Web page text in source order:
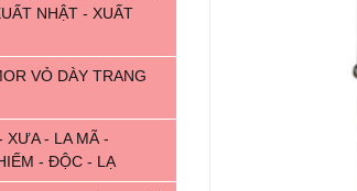
NHẬT - XUẤT
VỎ DÀY TRANG
XƯA - LA MÃ -
- ĐỘC - LẠ